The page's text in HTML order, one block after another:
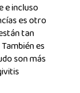
e incluso
es otro
tan
es
son más